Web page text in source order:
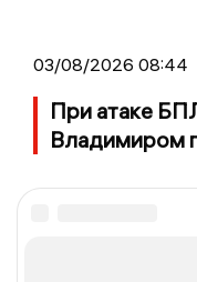
03/08/2026 08:44
При атаке
Владимиром